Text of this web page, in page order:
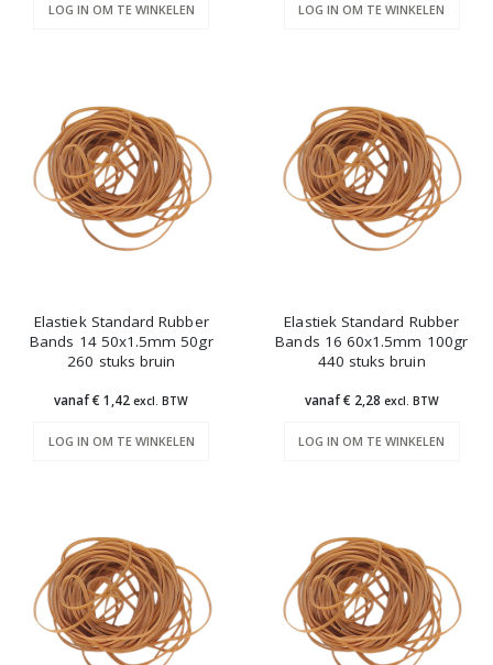
LOG IN OM TE WINKELEN LOG IN OM TE WINKELEN
Elastiek Standard Rubber
Bands 14 50x1.5mm 50gr
260 stuks bruin
vanaf € 1,42excl. BTW
LOG IN OM TE WINKELEN
Elastiek Standard Rubber
Bands 16 60x1.5mm 100gr
440 stuks bruin
vanaf € 2,28 excl. BTW
LOG IN OM TE WINKELEN